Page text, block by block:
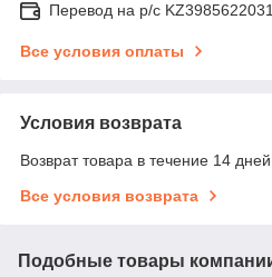
Перевод на р/с
Все условия оплаты
Условия возврата
Возврат товара в течение 14
Все условия возврата
Подобные товары